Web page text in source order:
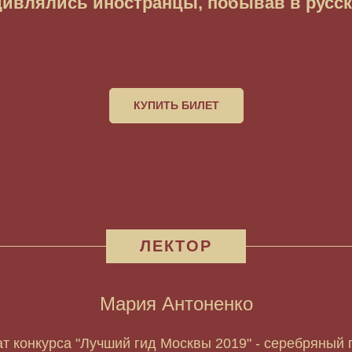
КУПИТЬ БИЛЕТ
ЛЕКТОР
Мария Антоненко
конкурса "Лучший гид Москвы 2019" - серебряный